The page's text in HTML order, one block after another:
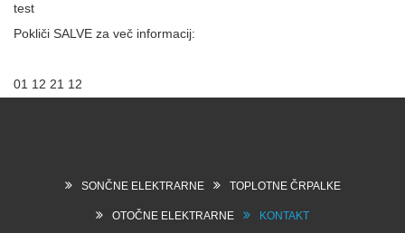
test
Pokliči SALVE za več informacij:
01 12 21 12
SONČNE ELEKTRARNE TOPLOTNE ČRPALKE
OTOČNE ELEKTRARNE KONTAKT